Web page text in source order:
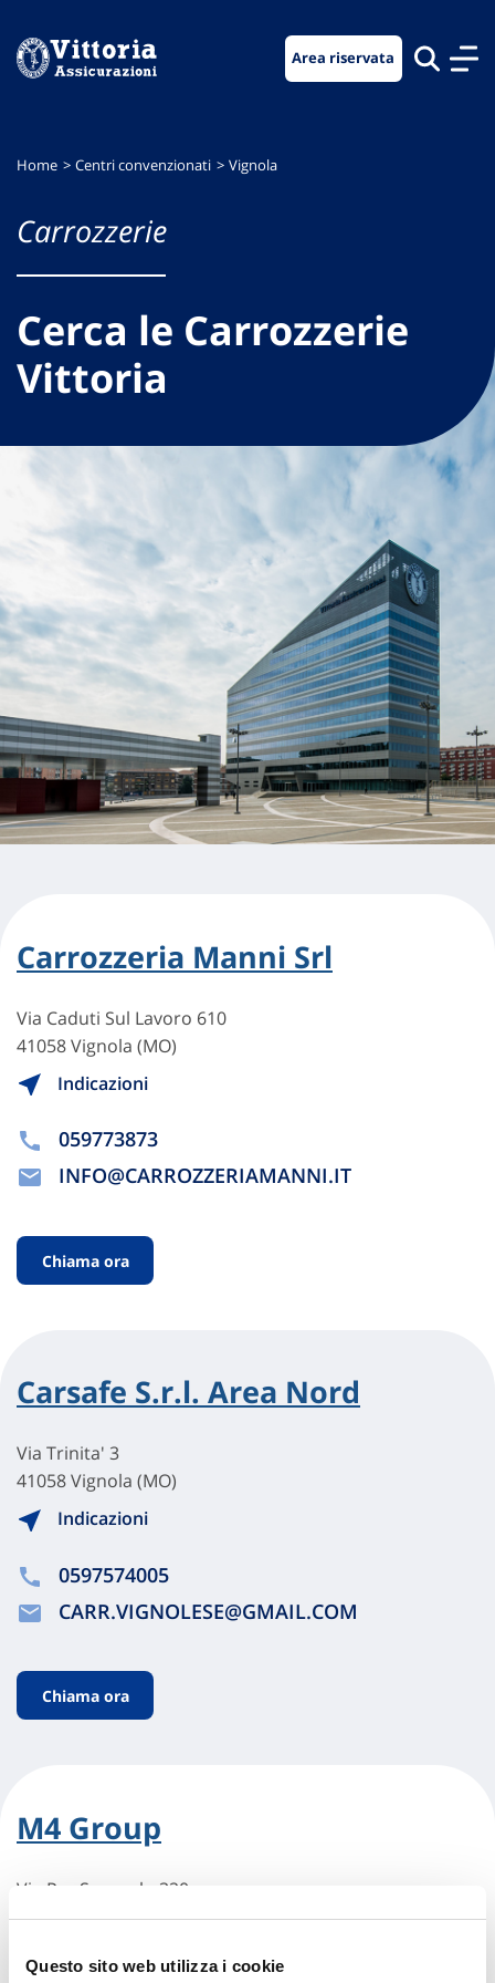
Questo sito web utilizza i cookie
menu
contenuto
footer
Area riservata
Home Centri convenzionati Vignola
Carrozzerie
Cerca le Carrozzerie
Vittoria
Carrozzeria Manni Srl
Via Caduti Sul Lavoro 610
41058 Vignola (MO)
Indicazioni
059773873
INFO@CARROZZERIAMANNI.IT
Chiama ora
Carsafe S.r.l. Area Nord
Via Trinita' 3
41058 Vignola (MO)
Indicazioni
0597574005
CARR.VIGNOLESE@GMAIL.COM
Chiama ora
M4 Group
Via Per Sassuolo 320
41058 Vignola (MO)
Indicazioni